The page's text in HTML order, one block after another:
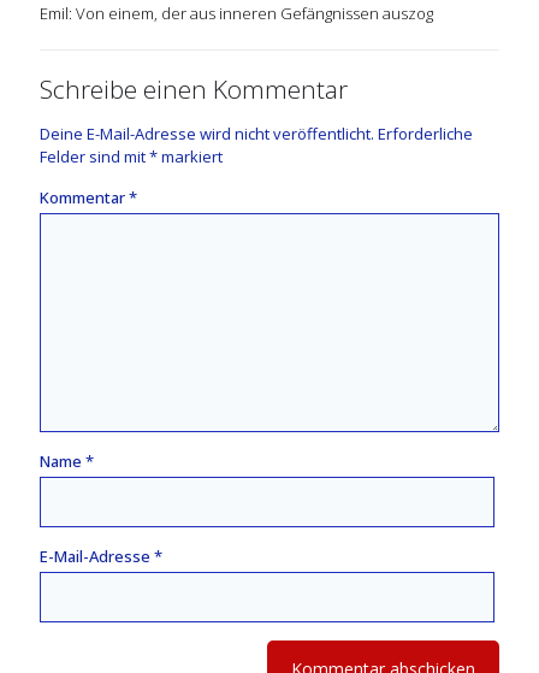
Emil: Von einem, der aus inneren Gefängnissen auszog
Schreibe einen Kommentar
Deine E-Mail-Adresse wird nicht veröffentlicht. Erforderliche
Felder sind mit*markiert
Kommentar*
Name *
E-Mail-Adresse *